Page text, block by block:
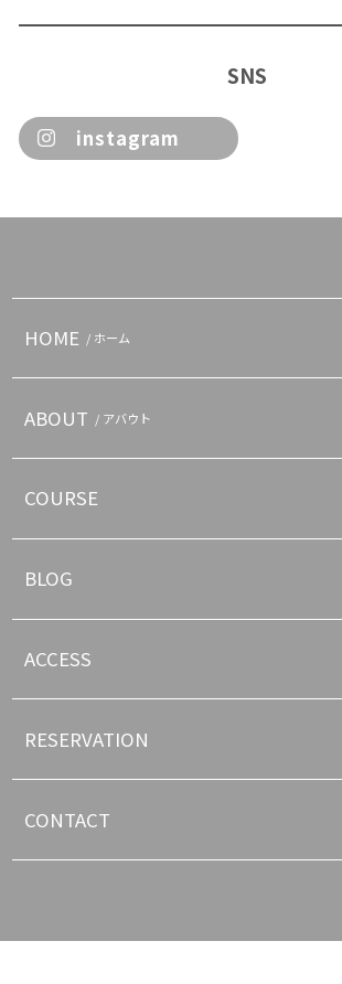
SNS
instagram
HOME / ホーム
ABOUT / アバウト
COURSE
BLOG
ACCESS
RESERVATION
CONTACT